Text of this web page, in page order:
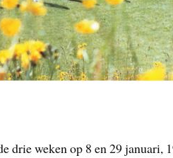
drie weken op 8 en 29 januari,